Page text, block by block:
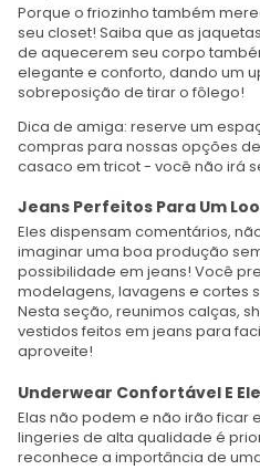
Porque o friozinho também
seu closet! Saiba que as
de aquecerem seu corpo
elegante e conforto, dando um
sobreposição de tirar o fôlego!
Dica de amiga: reserve um
compras para nossas opções
casaco em tricot - você não irá
Jeans Perfeitos Para Um
Eles dispensam comentários,
imaginar uma boa produção
possibilidade em jeans! Você
modelagens, lavagens e cortes
Nesta seção, reunimos calças,
vestidos feitos em jeans para
aproveite!
Underwear Confortável E
Elas não podem e não irão ficar
lingeries de alta qualidade é
reconhece a importância de